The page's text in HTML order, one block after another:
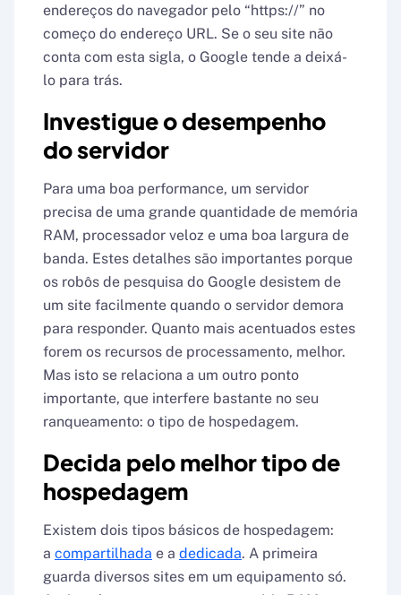
endereços do navegador pelo “https://” no
começo do endereço URL. Se o seu site não
conta com esta sigla, o Google tende a deixá-
lo para trás.
Investigue o desempenho
do servidor
Para uma boa performance, um servidor
precisa de uma grande quantidade de memória
RAM, processador veloz e uma boa largura de
banda. Estes detalhes são importantes porque
os robôs de pesquisa do Google desistem de
um site facilmente quando o servidor demora
para responder. Quanto mais acentuados estes
forem os recursos de processamento, melhor.
Mas isto se relaciona a um outro ponto
importante, que interfere bastante no seu
ranqueamento: o tipo de hospedagem.
Decida pelo melhor tipo de
hospedagem
Existem dois tipos básicos de hospedagem:
a compartilhada e a dedicada. A primeira
guarda diversos sites em um equipamento só.